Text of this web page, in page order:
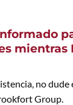
mientras
no dude
Group.